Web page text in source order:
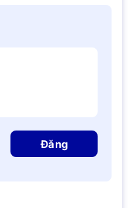
Đăng